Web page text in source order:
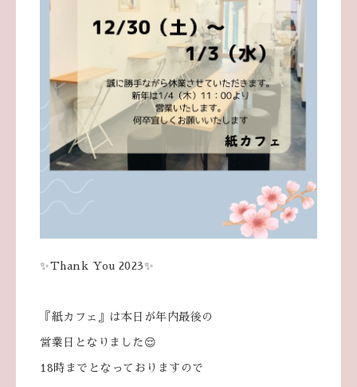
✨Thank You 2023✨
『紙カフェ』は本日が年内最後の
営業日となりました😌
18時までとなっておりますので